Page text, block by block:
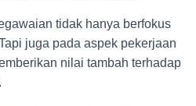
tidak hanya berfokus
juga pada aspek pekerjaan
nilai tambah terhadap